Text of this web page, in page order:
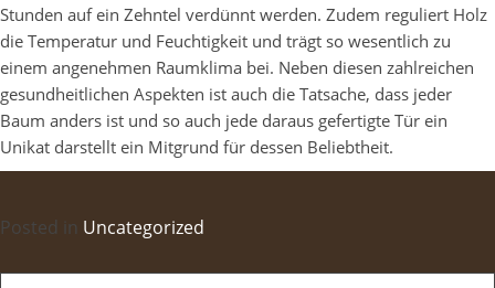
Stunden auf ein Zehntel verdünnt werden. Zudem reguliert Holz
die Temperatur und Feuchtigkeit und trägt so wesentlich zu
einem angenehmen Raumklima bei. Neben diesen zahlreichen
gesundheitlichen Aspekten ist auch die Tatsache, dass jeder
Baum anders ist und so auch jede daraus gefertigte Tür ein
Unikat darstellt ein Mitgrund für dessen Beliebtheit.
Posted in Uncategorized